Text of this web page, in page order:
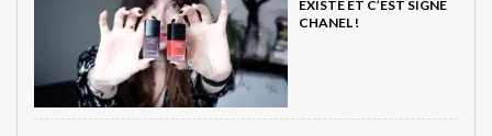
EXISTE ET C’EST SIGNÉ
CHANEL !